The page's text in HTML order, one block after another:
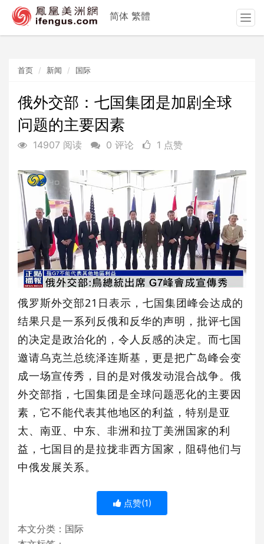
首页 新闻 国际
俄外交部：七国集团是加剧全球
问题的主要因素
14907 阅读 0 评论 1 点赞
俄罗斯外交部21日表示，七国集团峰会达成的
结果只是一系列反俄和反华的声明，批评七国
的决定是政治化的，令人反感的决定。而七国
邀请乌克兰总统泽连斯基，更是把广岛峰会变
成一场宣传秀，目的是对俄发动混合战争。俄
外交部指，七国集团是全球问题恶化的主要因
素，它不能代表其他地区的利益，特别是亚
太、南亚、中东、非洲和拉丁美洲国家的利
益，七国目的是拉拢非西方国家，阻碍他们与
中俄发展关系。
点赞(1)
本文分类： 国际
简体 繁體
T
o
t